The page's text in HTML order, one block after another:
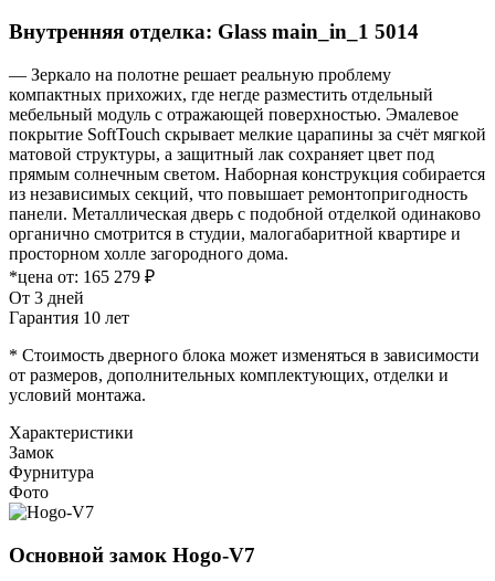
Внутренняя отделка: Glass main_in_1 5014
— Зеркало на полотне решает реальную проблему
компактных прихожих, где негде разместить отдельный
мебельный модуль с отражающей поверхностью. Эмалевое
покрытие SoftTouch скрывает мелкие царапины за счёт мягкой
матовой структуры, а защитный лак сохраняет цвет под
прямым солнечным светом. Наборная конструкция собирается
из независимых секций, что повышает ремонтопригодность
панели. Металлическая дверь с подобной отделкой одинаково
органично смотрится в студии, малогабаритной квартире и
просторном холле загородного дома.
*цена от: 165 279 ₽
От 3 дней
Гарантия 10 лет
* Стоимость дверного блока может изменяться в зависимости
от размеров, дополнительных комплектующих, отделки и
условий монтажа.
Характеристики
Замок
Фурнитура
Фото
Основной замок Hogo-V7